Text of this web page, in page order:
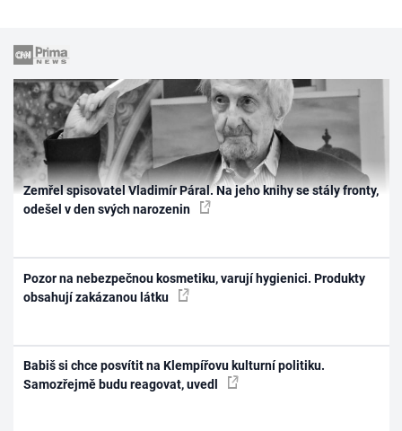
Zemřel spisovatel Vladimír Páral. Na jeho knihy se stály fronty,
odešel v den svých narozenin
Pozor na nebezpečnou kosmetiku, varují hygienici. Produkty
obsahují zakázanou látku
Babiš si chce posvítit na Klempířovu kulturní politiku.
Samozřejmě budu reagovat, uvedl